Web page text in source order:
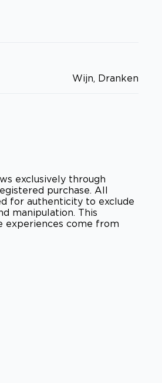
Wijn, Dranken
exclusively through
purchase. All
for authenticity to exclude
manipulation. This
experiences come from